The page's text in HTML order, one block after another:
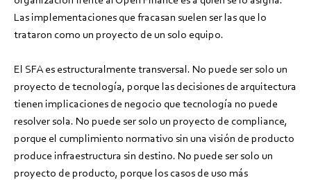
Las implementaciones que fracasan suelen ser las que lo
trataron como un proyecto de un solo equipo.
El SFA es estructuralmente transversal. No puede ser solo un
proyecto de tecnología, porque las decisiones de arquitectura
tienen implicaciones de negocio que tecnología no puede
resolver sola. No puede ser solo un proyecto de compliance,
porque el cumplimiento normativo sin una visión de producto
produce infraestructura sin destino. No puede ser solo un
proyecto de producto, porque los casos de uso más